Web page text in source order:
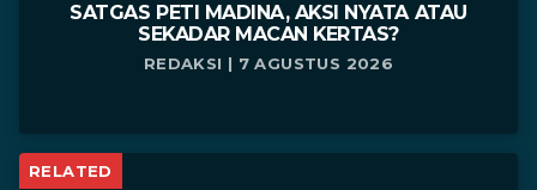
SATGAS PETI MADINA, AKSI NYATA ATAU
SEKADAR MACAN KERTAS?
REDAKSI | 7 AGUSTUS 2026
RELATED